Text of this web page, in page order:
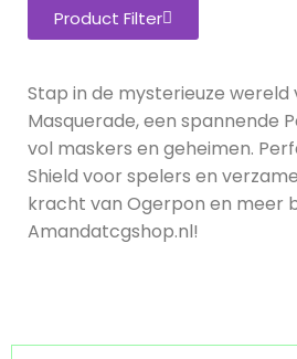
Product Filter
Stap in de mysterieuze wereld
Masquerade, een spannende
vol maskers en geheimen.
Shield voor spelers en
kracht van Ogerpon en meer
Amandatcgshop.nl!